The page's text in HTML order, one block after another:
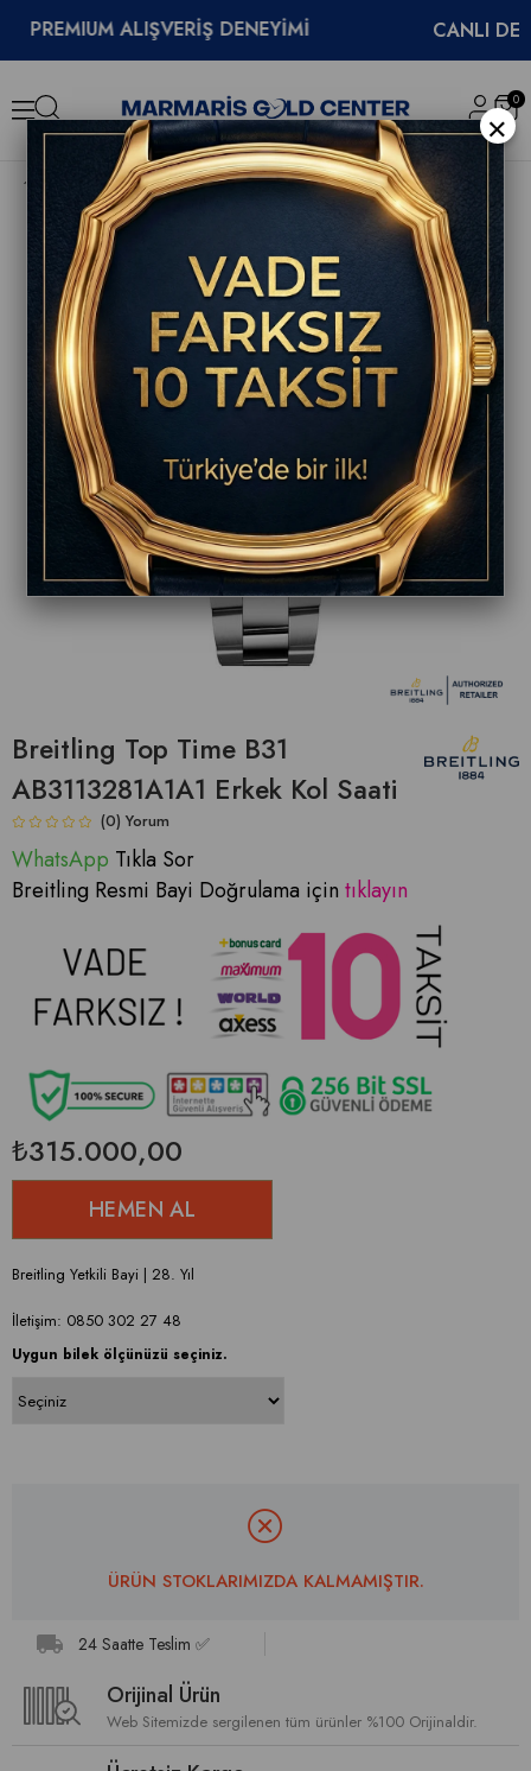
ALIŞVERİŞ DENEYİMİ CANLI DESTEK
0
Breitling Top Time B31 AB3113281A1A1 Erkek Kol Saati
Breitling Top Time B31
AB3113281A1A1 Erkek Kol Saati
(0)
WhatsApp Tıkla Sor
Breitling Resmi Bayi Doğrulama için tıklayın
₺315.000,00
Breitling Yetkili Bayi | 28. Yıl
İletişim: 0850 302 27 48
Uygun bilek ölçünüzü seçiniz.
ÜRÜN STOKLARIMIZDA KALMAMIŞTIR.
24 Saatte Teslim ✅
Orijinal Ürün
Web Sitemizde sergilenen tüm ürünler %100 Orijinaldir.
×